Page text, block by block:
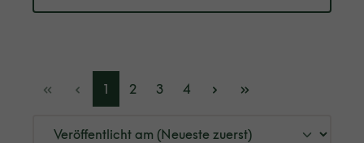
1 2 3 4